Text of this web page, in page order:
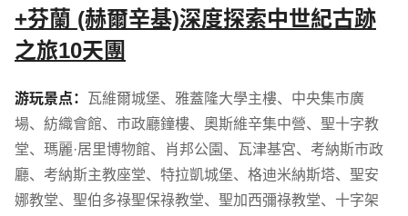
+芬蘭 (赫爾辛基)深度探索中世紀古跡
之旅10天團
游玩景点： 瓦維爾城堡、 雅蓋隆大學主樓、 中央集市廣
場、 紡織會館、 市政廳鐘樓、 奧斯維辛集中營、 聖十字教
堂、 瑪麗·居里博物館、 肖邦公園 、 瓦津基宮、 考納斯市政
廳、 考納斯主教座堂、 特拉凱城堡、 格迪米納斯塔、 聖安
娜教堂、 聖伯多祿聖保祿教堂、 聖加西彌祿教堂、 十字架